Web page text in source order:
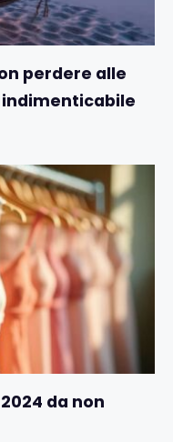
perdere alle
indimenticabile
da non